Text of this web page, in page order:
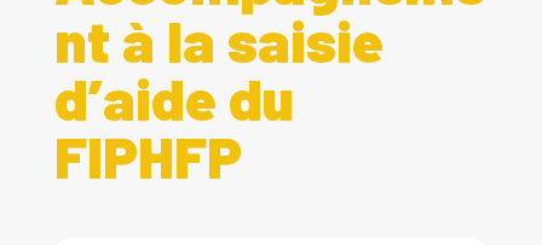
nt à la saisie
d’aide du
FIPHFP